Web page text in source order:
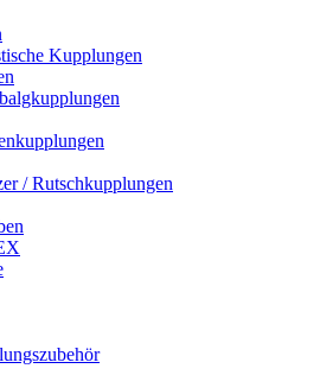
Kupplungen
/ Rutschkupplungen